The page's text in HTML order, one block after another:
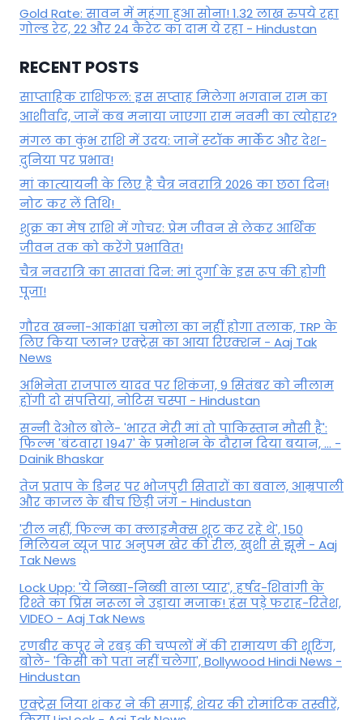
Gold Rate: सावन में महंगा हुआ सोना! 1.32 लाख रुपये रहा
गोल्ड रेट, 22 और 24 कैरेट का दाम ये रहा - Hindustan
RECENT POSTS
साप्ताहिक राशिफल: इस सप्ताह मिलेगा भगवान राम का
आशीर्वाद, जानें कब मनाया जाएगा राम नवमी का त्योहार?
मंगल का कुंभ राशि में उदय: जानें स्‍टॉक मार्केट और देश-
दुनिया पर प्रभाव!
मां कात्‍यायनी के लिए है चैत्र नवरात्रि 2026 का छठा दिन!
नोट कर लें तिथि!
शुक्र का मेष राशि में गोचर: प्रेम जीवन से लेकर आर्थिक
जीवन तक को करेंगे प्रभावित!
चैत्र नवरात्रि का सातवां दिन: मां दुर्गा के इस रूप की होगी
पूजा!
गौरव खन्ना-आकांक्षा चमोला का नहीं होगा तलाक, TRP के
लिए किया प्लान? एक्ट्रेस का आया रिएक्शन - Aaj Tak
News
अभिनेता राजपाल यादव पर शिकंजा, 9 सितंबर को नीलाम
होंगी दो संपत्तियां, नोटिस चस्पा - Hindustan
सन्नी देओल बोले- 'भारत मेरी मां तो पाकिस्तान मौसी है':
फिल्म 'बंटवारा 1947' के प्रमोशन के दौरान दिया बयान, ... -
Dainik Bhaskar
तेज प्रताप के डिनर पर भोजपुरी सितारों का बवाल, आम्रपाली
और काजल के बीच छिड़ी जंग - Hindustan
'रील नहीं, फिल्म का क्लाइमैक्स शूट कर रहे थे', 150
मिलियन व्यूज पार अनुपम खेर की रील, खुशी से झूमे - Aaj
Tak News
Lock Upp: 'ये निब्बा-निब्बी वाला प्यार', हर्षद-शिवांगी के
रिश्ते का प्रिंस नरूला ने उड़ाया मजाक! हंस पड़े फराह-रितेश,
VIDEO - Aaj Tak News
रणबीर कपूर ने रबड़ की चप्पलों में की रामायण की शूटिंग,
बोले- 'किसी को पता नहीं चलेगा', Bollywood Hindi News -
Hindustan
एक्ट्रेस जिया शंकर ने की सगाई, शेयर की रोमांटिक तस्वीरें,